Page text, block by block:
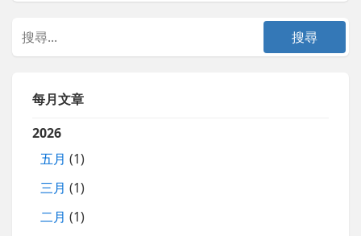
每月文章
2026
五月 (1)
三月 (1)
二月 (1)